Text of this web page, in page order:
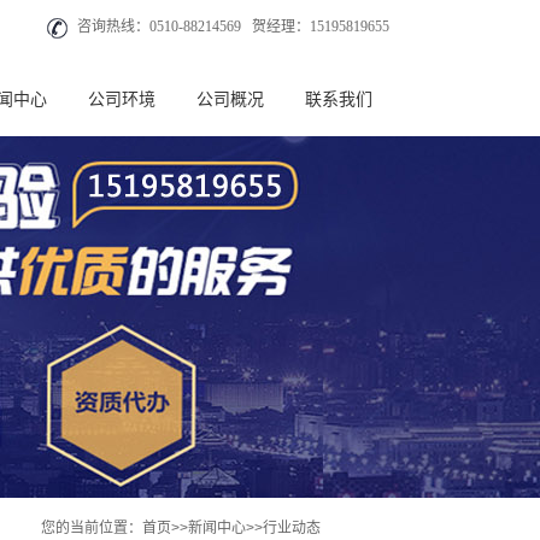
咨询热线：0510-88214569 贺经理：15195819655
中心
动态
问题
公司环境 公司概况 联系我们
您的当前位置： 首页>>新闻中心>>行业动态